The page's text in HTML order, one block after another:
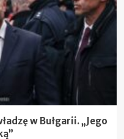
w Bułgarii. „Jego